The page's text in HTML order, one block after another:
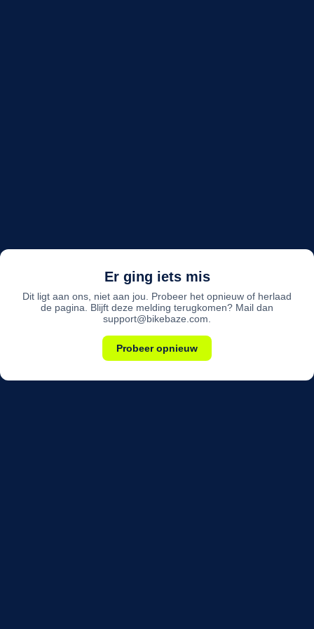
Er ging iets mis
Dit ligt aan ons, niet aan jou. Probeer het opnieuw of herlaad
de pagina. Blijft deze melding terugkomen? Mail dan
support@bikebaze.com.
Probeer opnieuw